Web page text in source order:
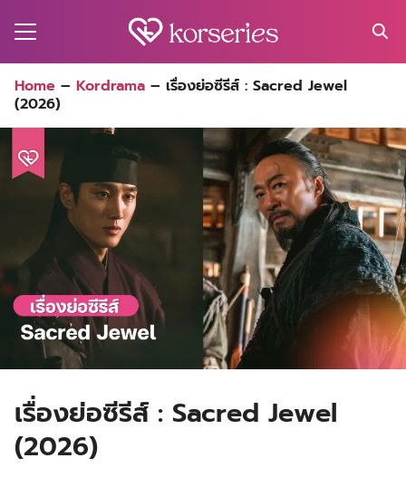
for:
Home – Kordrama – เรื่องย่อซีรีส์ : Sacred Jewel
(2026)
เรื่องย่อซีรีส์ : Sacred Jewel
(2026)